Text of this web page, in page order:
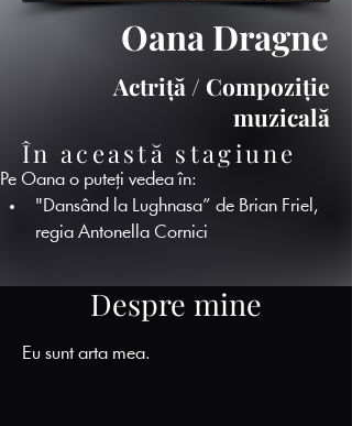
Oana Dragne
Actriță / Compoziție
muzicală
În această stagiune
Pe Oana o puteți vedea în:
"Dansând la Lughnasa” de Brian Friel,
regia Antonella Cornici
Despre mine
Eu sunt arta mea.